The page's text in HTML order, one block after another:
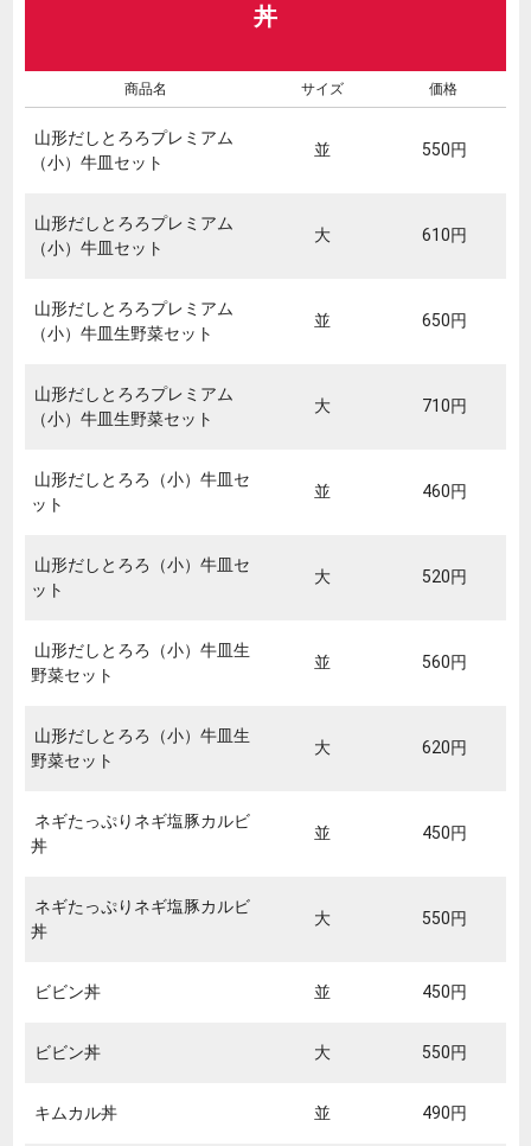
丼
商品名 サイズ 価格
山形だしとろろプレミアム
（小）牛皿セット
並 550円
山形だしとろろプレミアム
（小）牛皿セット
大 610円
山形だしとろろプレミアム
（小）牛皿生野菜セット
並 650円
山形だしとろろプレミアム
（小）牛皿生野菜セット
大 710円
山形だしとろろ（小）牛皿セ
ット
並 460円
山形だしとろろ（小）牛皿セ
ット
大 520円
山形だしとろろ（小）牛皿生
野菜セット
並 560円
山形だしとろろ（小）牛皿生
野菜セット
大 620円
ネギたっぷりネギ塩豚カルビ
丼
並 450円
ネギたっぷりネギ塩豚カルビ
丼
大 550円
ビビン丼 並 450円
ビビン丼 大 550円
キムカル丼 並 490円